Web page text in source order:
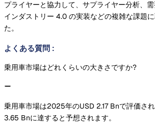
プライヤーと協力して、サプライヤー分析、需
インダストリー 4.0 の実装などの複雑な課題
た。
よくある質問 :
乗用車市場はどれくらいの大きさですか?
乗用車市場は2025年のUSD 2.17 Bnで評価さ
3.65 Bnに達すると予想されます。